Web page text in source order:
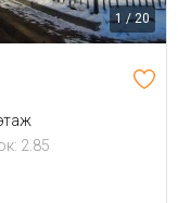
1 / 20
2.85